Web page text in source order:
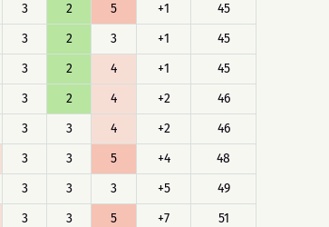
3 2 5 +1
45
3 2 3 +1
45
3 2 4 +1
45
3 2 4 +2
46
3 3 4 +2
46
3 3 5 +4
48
3 3 3 +5
49
3 3 5 +7
51